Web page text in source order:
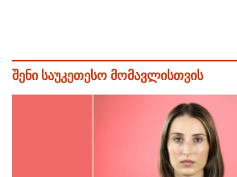
შენი საუკეთესო მომავლისთვის